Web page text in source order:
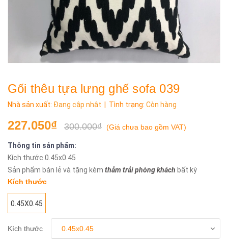
Gối thêu tựa lưng ghế sofa 039
Nhà sản xuất: Đang cập nhật | Tình trạng: Còn hàng
227.050₫ 300.000₫ (Giá chưa bao gồm VAT)
Thông tin sản phẩm:
Kích thước 0.45x0.45
Sản phẩm bán lẻ và tặng kèm thảm trải phòng khách bất kỳ
Kích thước
0.45X0.45
Kích thước